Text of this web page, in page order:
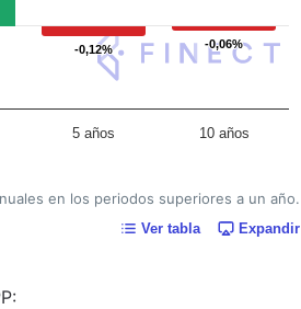
-0,12%
-0,12% -0,06%
-0,06%
5 años 10 años
en los periodos superiores a un año.
Ver tabla Expandir